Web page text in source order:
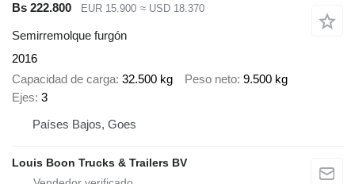
Bs 222.800 EUR 15.900 ≈ USD 18.370
Semirremolque furgón
2016
Capacidad de carga 32.500 kg Peso neto 9.500 kg
Ejes 3
Países Bajos, Goes
Louis Boon Trucks & Trailers BV